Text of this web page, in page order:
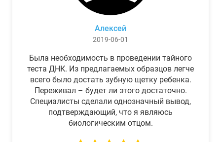
Алексей
2019-06-01
Была необходимость в проведении тайного
теста ДНК. Из предлагаемых образцов легче
всего было достать зубную щетку ребенка.
Переживал – будет ли этого достаточно.
Специалисты сделали однозначный вывод,
подтверждающий, что я являюсь
биологическим отцом.